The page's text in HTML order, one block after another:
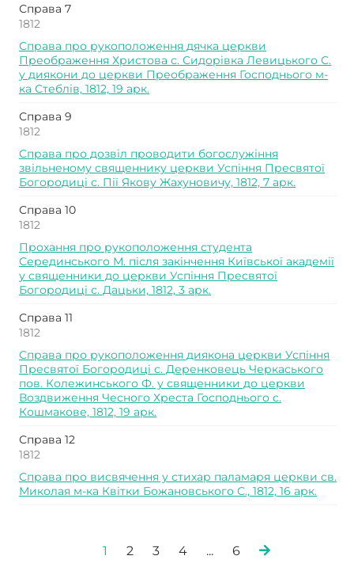
Справа 7
1812
Справа про рукоположення дячка церкви
Преображення Христова с. Сидорівка Левицького С.
у диякони до церкви Преображення Господнього м-
ка Стеблів, 1812, 19 арк.
Справа 9
1812
Справа про дозвіл проводити богослужіння
звільненому священнику церкви Успіння Пресвятої
Богородиці с. Пії Якову Жахуновичу, 1812, 7 арк.
Справа 10
1812
Прохання про рукоположення студента
Серединського М. після закінчення Київської академії
у священники до церкви Успіння Пресвятої
Богородиці с. Дацьки, 1812, 3 арк.
Справа 11
1812
Справа про рукоположення диякона церкви Успіння
Пресвятої Богородиці с. Деренковець Черкаського
пов. Колежинського Ф. у священники до церкви
Воздвиження Чесного Хреста Господнього с.
Кошмакове, 1812, 19 арк.
Справа 12
1812
Справа про висвячення у стихар паламаря церкви св.
Миколая м-ка Квітки Божановського С., 1812, 16 арк.
1 2 3 4 ... 6